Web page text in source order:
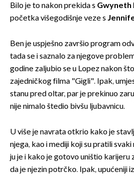
Bilo je to nakon prekida s Gwyneth
početka višegodišnje veze s
Ben je uspješno završio program
tada se i saznalo za njegove
godine zaljubio se u Lopez nakon
zajedničkog filma "Gigli". Ipak,
stanu pred oltar, par je prekinuo
nije nimalo štedio bivšu ljubavnicu.
U više je navrata otkrio kako je
njega, kao i mediji koji su pratili
ju je i kako je gotovo uništio karijeru
da je njezin potrčko. Ipak, upućeniji